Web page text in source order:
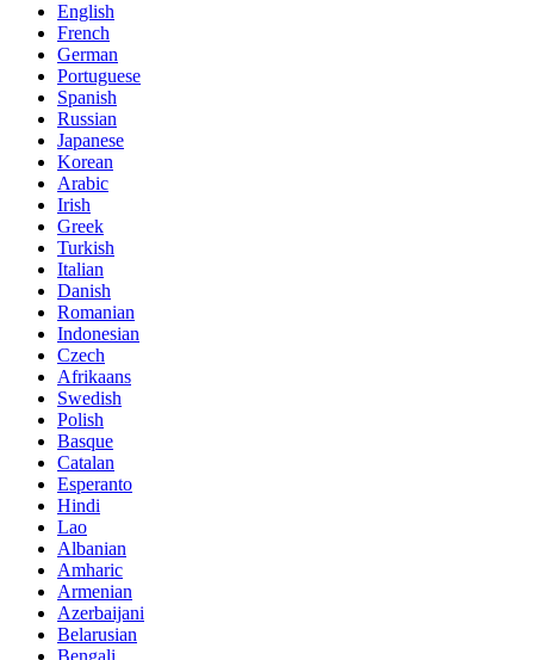
English
French
German
Portuguese
Spanish
Russian
Japanese
Korean
Arabic
Irish
Greek
Turkish
Italian
Danish
Romanian
Indonesian
Czech
Afrikaans
Swedish
Polish
Basque
Catalan
Esperanto
Hindi
Lao
Albanian
Amharic
Armenian
Azerbaijani
Belarusian